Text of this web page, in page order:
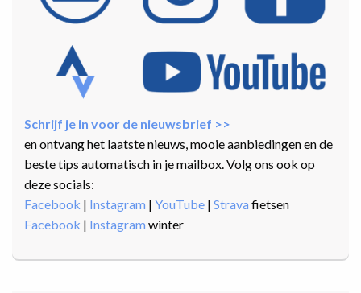
Schrijf je in voor de nieuwsbrief >>
en ontvang het laatste nieuws, mooie aanbiedingen en de
beste tips automatisch in je mailbox. Volg ons ook op
deze socials:
Facebook | Instagram | YouTube | Strava fietsen
Facebook | Instagram winter